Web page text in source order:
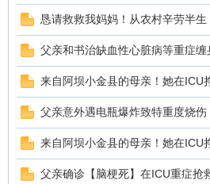
恳请救救我妈妈！从农村辛劳半
父亲和书治缺血性心脏病等重症
来自阿坝小金县的母亲！她在ICU
父亲意外遇电瓶爆炸致特重度烧
来自阿坝小金县的母亲！她在ICU
父亲确诊【脑梗死】在ICU重症抢